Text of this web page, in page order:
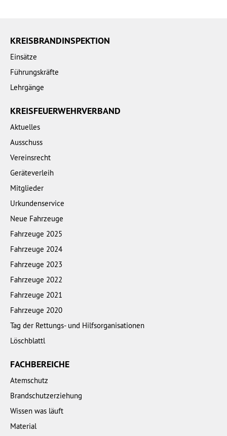
KREISBRANDINSPEKTION
Einsätze
Führungskräfte
Lehrgänge
KREISFEUERWEHRVERBAND
Aktuelles
Ausschuss
Vereinsrecht
Geräteverleih
Mitglieder
Urkundenservice
Neue Fahrzeuge
Fahrzeuge 2025
Fahrzeuge 2024
Fahrzeuge 2023
Fahrzeuge 2022
Fahrzeuge 2021
Fahrzeuge 2020
Tag der Rettungs- und Hilfsorganisationen
Löschblattl
FACHBEREICHE
Atemschutz
Brandschutzerziehung
Wissen was läuft
Material